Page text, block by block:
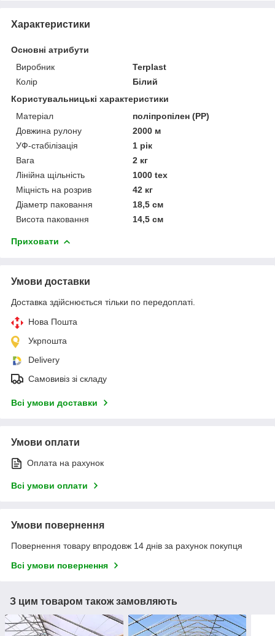
Характеристики
Основні атрибути
Виробник
Terplast
Колір
Білий
Користувальницькі характеристики
Матеріал
поліпропілен (PP)
Довжина рулону
2000 м
УФ-стабілізація
1 рік
Вага
2 кг
Лінійна щільність
1000 tex
Міцність на розрив
42 кг
Діаметр паковання
18,5 см
Висота паковання
14,5 см
Приховати
Умови доставки
Доставка здійснюється тільки по передоплаті.
Нова Пошта
Укрпошта
Delivery
Самовивіз зі складу
Всі умови доставки
Умови оплати
Оплата на рахунок
Всі умови оплати
Умови повернення
Повернення товару впродовж 14 днів за рахунок покупця
Всі умови повернення
З цим товаром також замовляють